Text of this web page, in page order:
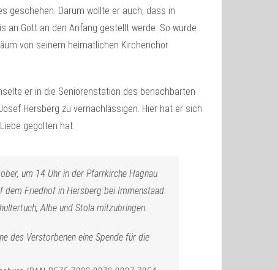
geschehen. Darum wollte er auch, dass in
an Gott an den Anfang gestellt werde. So wurde
von seinem heimatlichen Kirchenchor
er in die Seniorenstation des benachbarten
Hersberg zu vernachlässigen. Hier hat er sich
gegolten hat.
um 14 Uhr in der Pfarrkirche Hagnau
dem Friedhof in Hersberg bei Immenstaad.
Albe und Stola mitzubringen.
des Verstorbenen eine Spende für die